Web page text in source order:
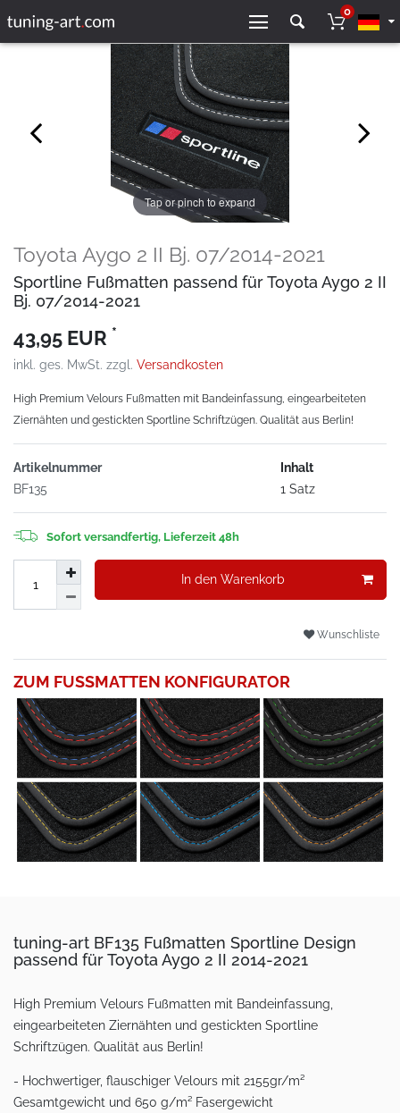
0
Tap or pinch to expand
Toyota Aygo 2 II Bj. 07/2014-2021
Sportline Fußmatten passend für Toyota Aygo 2 II
Bj. 07/2014-2021
43,95 EUR *
inkl. ges. MwSt. zzgl. Versandkosten
High Premium Velours Fußmatten mit Bandeinfassung, eingearbeiteten
Ziernähten und gestickten Sportline Schriftzügen. Qualität aus Berlin!
Artikelnummer
BF135
Inhalt
1 Satz
Sofort versandfertig, Lieferzeit 48h
In den Warenkorb
Wunschliste
ZUM FUSSMATTEN KONFIGURATOR
tuning-art BF135 Fußmatten Sportline Design
passend für Toyota Aygo 2 II 2014-2021
High Premium Velours Fußmatten mit Bandeinfassung,
eingearbeiteten Ziernähten und gestickten Sportline
Schriftzügen. Qualität aus Berlin!
- Hochwertiger, flauschiger Velours mit 2155gr/m²
Gesamtgewicht und 650 g/m² Fasergewicht